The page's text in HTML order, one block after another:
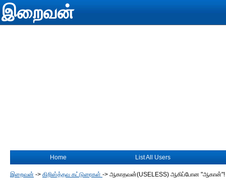
இறைவன்
Home List All Users
இறைவன் -> கிறிஸ்த்தவ கட்டுரைகள் -> ஆகாதவன்(USELESS) ஆகிப்போன "ஆகான்"!